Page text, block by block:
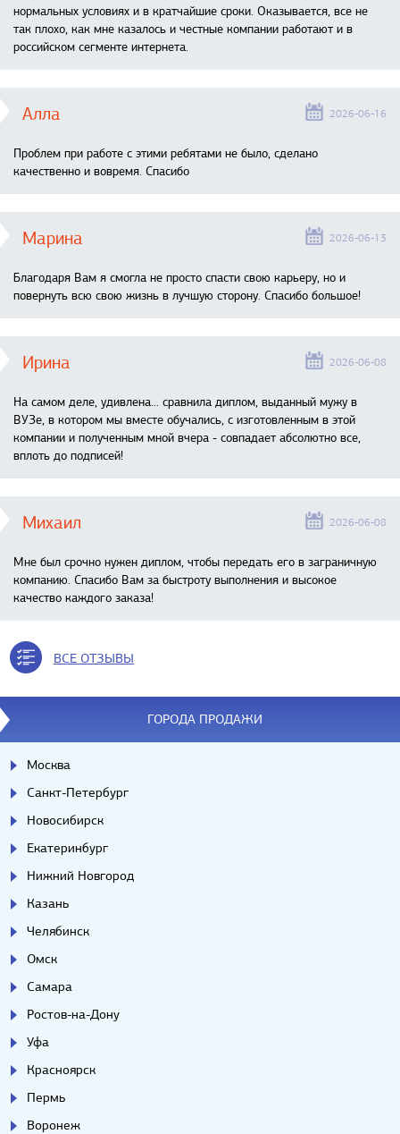
нормальных условиях и в кратчайшие сроки. Оказывается, все не
так плохо, как мне казалось и честные компании работают и в
российском сегменте интернета.
Алла 2026-06-16
Проблем при работе с этими ребятами не было, сделано
качественно и вовремя. Спасибо
Марина 2026-06-13
Благодаря Вам я смогла не просто спасти свою карьеру, но и
повернуть всю свою жизнь в лучшую сторону. Спасибо большое!
Ирина 2026-06-08
На самом деле, удивлена… сравнила диплом, выданный мужу в
ВУЗе, в котором мы вместе обучались, с изготовленным в этой
компании и полученным мной вчера - совпадает абсолютно все,
вплоть до подписей!
Михаил 2026-06-08
Мне был срочно нужен диплом, чтобы передать его в заграничную
компанию. Спасибо Вам за быстроту выполнения и высокое
качество каждого заказа!
ВСЕ ОТЗЫВЫ
ГОРОДА ПРОДАЖИ
Москва
Санкт-Петербург
Новосибирск
Екатеринбург
Нижний Новгород
Казань
Челябинск
Омск
Самара
Ростов-на-Дону
Уфа
Красноярск
Пермь
Воронеж